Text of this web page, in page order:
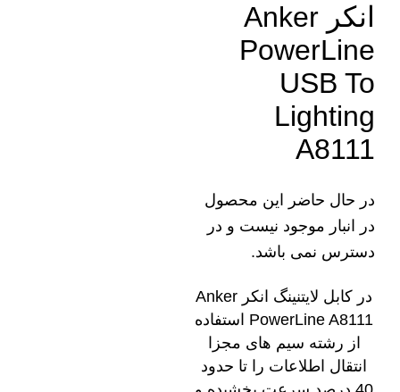
انکر Anker
PowerLine
USB To
Lighting
A8111
در حال حاضر این محصول
در انبار موجود نیست و در
دسترس نمی باشد.
در کابل لایتنینگ انکر Anker
PowerLine A8111 استفاده
از رشته سیم های مجزا
انتقال اطلاعات را تا حدود